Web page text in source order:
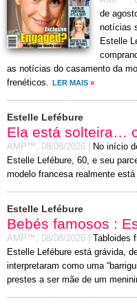
de
notícias
Estelle
as notícias do casamento da
frenéticos.
LER MAIS »
Estelle Lefébure
Ela está solteira…
AMP™, 08/08/2026
No início
Estelle Lefébure, 60, e seu
modelo francesa realmente
Estelle Lefébure
Bebés famosos :
AMP™, 08/08/2026
Estelle Lefébure está grávida,
interpretaram como uma
prestes a ser mãe de um